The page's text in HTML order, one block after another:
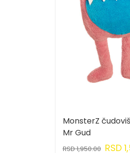
MonsterZ
Mr Gud
RSD1,950.00 RSD